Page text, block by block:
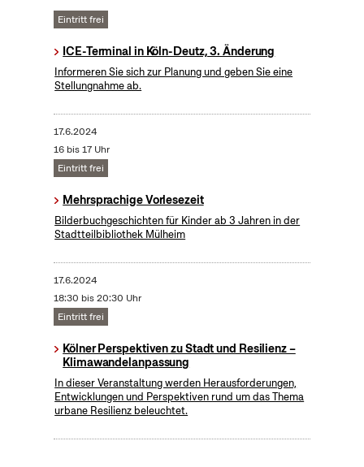
Eintritt frei
ICE-Terminal in Köln-Deutz, 3. Änderung
Informeren Sie sich zur Planung und geben Sie eine
Stellungnahme ab.
17.6.2024
16 bis 17 Uhr
Eintritt frei
Mehrsprachige Vorlesezeit
Bilderbuchgeschichten für Kinder ab 3 Jahren in der
Stadtteilbibliothek Mülheim
17.6.2024
18:30 bis 20:30 Uhr
Eintritt frei
Kölner Perspektiven zu Stadt und Resilienz –
Klimawandelanpassung
In dieser Veranstaltung werden Herausforderungen,
Entwicklungen und Perspektiven rund um das Thema
urbane Resilienz beleuchtet.